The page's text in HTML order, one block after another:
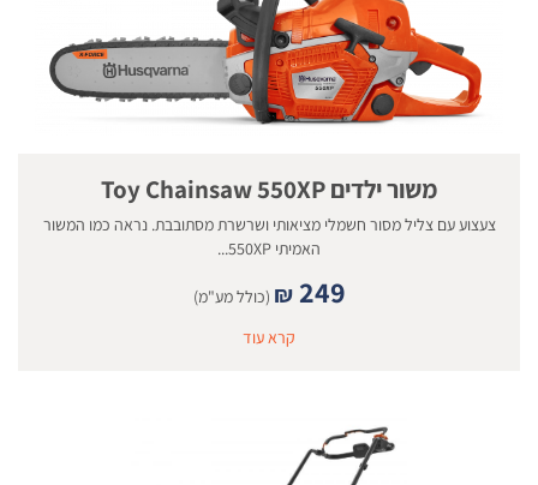
משור ילדים Toy Chainsaw 550XP
צעצוע עם צליל מסור חשמלי מציאותי ושרשרת מסתובבת. נראה כמו המשור
האמיתי 550XP...
₪ 249
(כולל מע"מ)
קרא עוד